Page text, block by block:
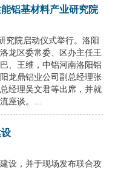
铝基材料产业研究院
究院启动仪式举行。洛阳
龙区委常委、区办主任王
、王维，中铝河南洛阳铝
龙鼎铝业公司副总经理张
经理吴文君等出席，并就
座谈。…
设，并于现场发布联合攻